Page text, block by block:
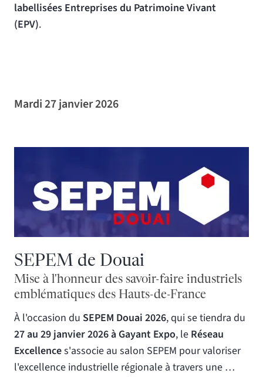
labellisées Entreprises du Patrimoine Vivant
(EPV).
Mardi 27 janvier 2026
SEPEM de Douai
Mise à l'honneur des savoir-faire industriels
emblématiques des Hauts-de-France
À l'occasion du SEPEM Douai 2026, qui se tiendra du
27 au 29 janvier 2026 à Gayant Expo, le Réseau
Excellences'associe au salon SEPEM pour valoriser
l'excellence industrielle régionale à travers une …